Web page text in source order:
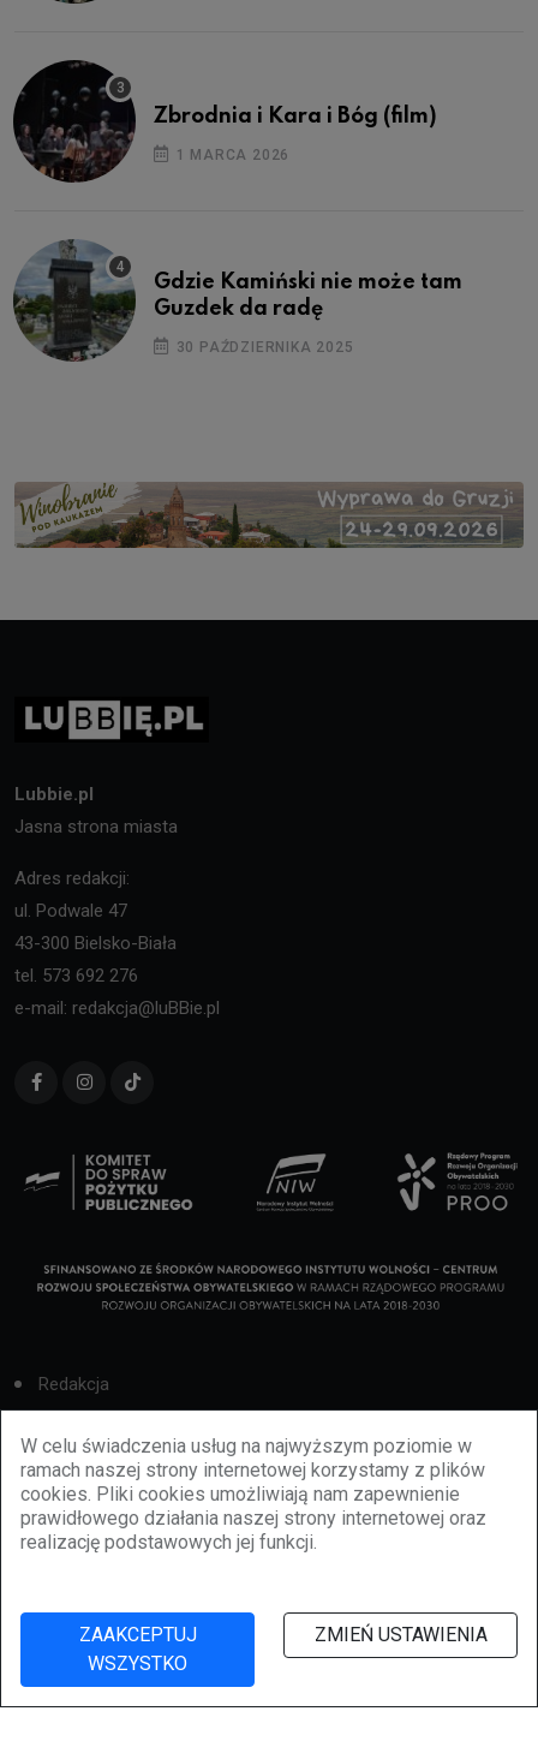
W celu świadczenia usług na najwyższym poziomie w
ramach naszej strony internetowej korzystamy z plików
cookies. Pliki cookies umożliwiają nam zapewnienie
prawidłowego działania naszej strony internetowej oraz
realizację podstawowych jej funkcji.
ZAAKCEPTUJ
WSZYSTKO
ZMIEŃ USTAWIENIA
Zbrodnia i Kara i Bóg (film)
1 MARCA 2026
Gdzie Kamiński nie może tam
Guzdek da radę
30 PAŹDZIERNIKA 2025
Lubbie.pl
Jasna strona miasta
Adres redakcji:
ul. Podwale 47
43-300 Bielsko-Biała
tel. 573 692 276
e-mail: redakcja@luBBie.pl
Redakcja
Cookies
Reklama
BBiletomania